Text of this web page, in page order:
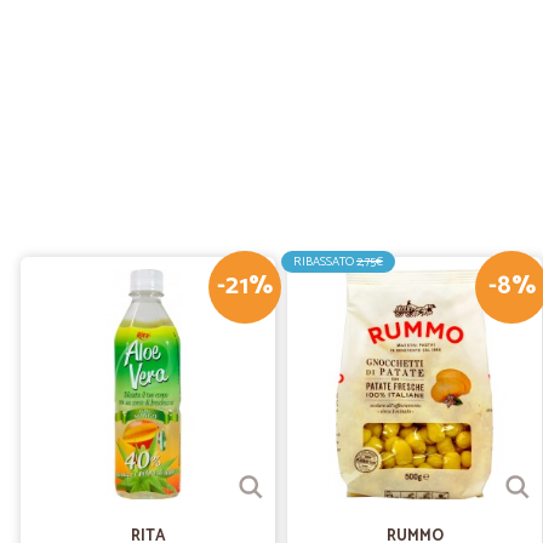
-21%
RITA
-8%
RIBASSATO2,75€
RUMMO